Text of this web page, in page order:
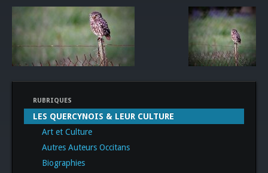
RUBRIQUES
LES QUERCYNOIS & LEUR CULTURE
Art et Culture
Autres Auteurs Occitans
Biographies